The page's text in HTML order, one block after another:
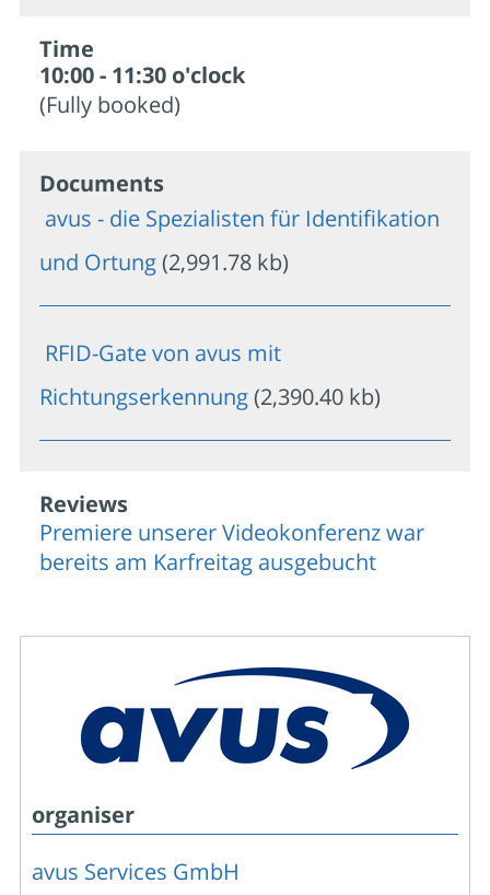
Time
10:00 - 11:30 o'clock
(Fully booked)
Documents
avus - die Spezialisten für Identifikation
und Ortung(2,991.78 kb)
RFID-Gate von avus mit
Richtungserkennung(2,390.40 kb)
Reviews
Premiere unserer Videokonferenz war
bereits am Karfreitag ausgebucht
organiser
avus Services GmbH